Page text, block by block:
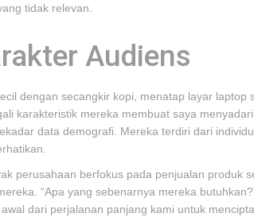
tidak relevan.
Audiens
dengan secangkir kopi, menatap layar laptop
karakteristik mereka membuat saya
data demografi. Mereka terdiri dari
perusahaan berfokus pada penjualan produk
“Apa yang sebenarnya mereka
dari perjalanan panjang kami untuk